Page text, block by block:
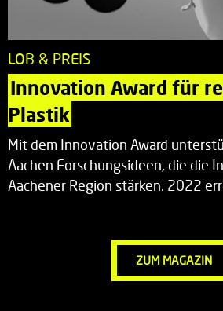
LOB & PREIS
Innovation Award für
Plastik
Mit dem Innovation Award
Aachen Forschungsideen, die die
Aachener Region stärken. 2022
ZUM MAGAZIN